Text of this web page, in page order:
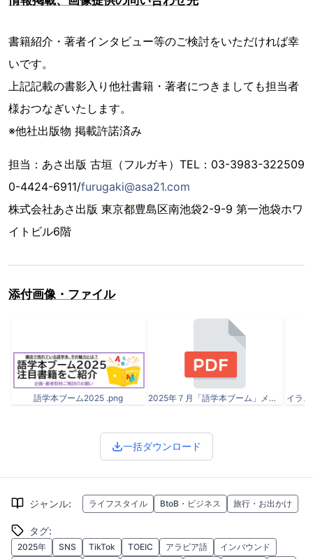
書籍紹介・著者インタビュー等のご検討をいただければ幸
いです。
上記記載の書影入り他社書籍・著者につきましても担当者
様おつなぎいたします。
※他社出版物 掲載許諾済み
担当：あさ出版 古垣（フルガキ）TEL：03-3983-322509
0-4424-6911/furugaki@asa21.com
株式会社あさ出版 東京都豊島区南池袋2-9-9 第一池袋ホワ
イトビル6階
添付画像・ファイル
語学本ブーム2025 .png 2025年７月「語学本ブーム」メディア企画書.pdf イラ
一括ダウンロード
ジャンル: ライフスタイル BtoB・ビジネス 旅行・お出かけ
タグ:
2025年 SNS TikTok TOEIC アラビア語
インバウンド